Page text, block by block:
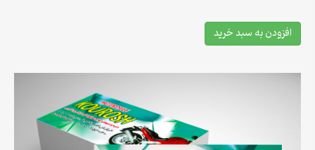
افزودن به سبد خرید